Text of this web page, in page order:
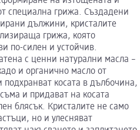
специална грижа. Създадени
дължини, кристалите
грижа, която
по-силен и устойчив.
с ценни натурални масла –
и органично масло от
подхранват косата в дълбочина,
и придават на косата
блясък. Кристалите не само
но и улесняват